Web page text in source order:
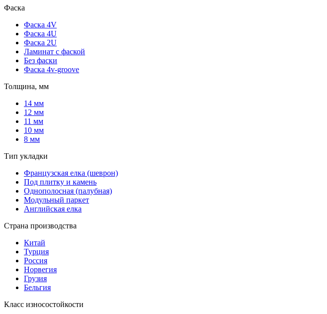
Фаска
Фаска 4V
Фаска 4U
Фаска 2U
Ламинат с фаской
Без фаски
Фаска 4v-groove
Толщина, мм
14 мм
12 мм
11 мм
10 мм
8 мм
Тип укладки
Французская елка (шеврон)
Под плитку и камень
Однополосная (палубная)
Модульный паркет
Английская елка
Страна производства
Китай
Турция
Россия
Норвегия
Грузия
Бельгия
Класс износостойкости